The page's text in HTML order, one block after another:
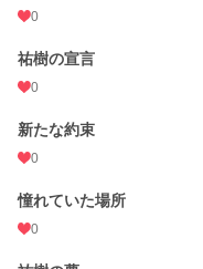
0
祐樹の宣言
0
新たな約束
0
憧れていた場所
0